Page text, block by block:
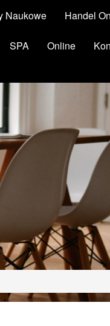
Naukowe Handel
SPA Online